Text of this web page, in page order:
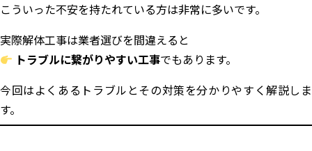
こういった不安を持たれている方は非常に多いです。
実際解体工事は業者選びを間違えると
トラブルに繋がりやすい工事でもあります。
今回はよくあるトラブルとその対策を分かりやすく解説しま
す。